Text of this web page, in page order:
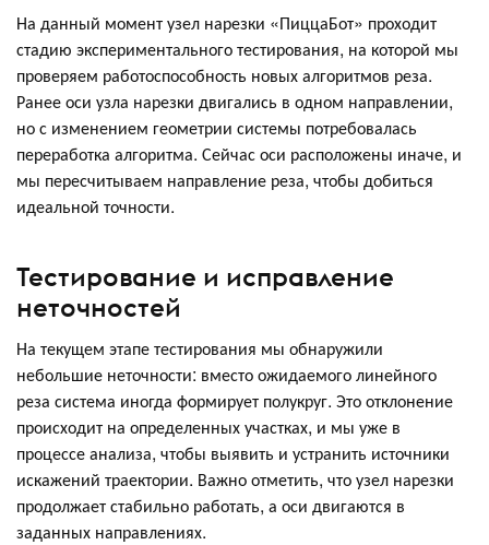
На данный момент узел нарезки «ПиццаБот» проходит
стадию экспериментального тестирования, на которой мы
проверяем работоспособность новых алгоритмов реза.
Ранее оси узла нарезки двигались в одном направлении,
но с изменением геометрии системы потребовалась
переработка алгоритма. Сейчас оси расположены иначе, и
мы пересчитываем направление реза, чтобы добиться
идеальной точности.
Тестирование и исправление
неточностей
На текущем этапе тестирования мы обнаружили
небольшие неточности: вместо ожидаемого линейного
реза система иногда формирует полукруг. Это отклонение
происходит на определенных участках, и мы уже в
процессе анализа, чтобы выявить и устранить источники
искажений траектории. Важно отметить, что узел нарезки
продолжает стабильно работать, а оси двигаются в
заданных направлениях.